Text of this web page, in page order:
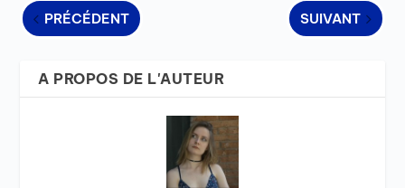
PRÉCÉDENT SUIVANT
A PROPOS DE L'AUTEUR